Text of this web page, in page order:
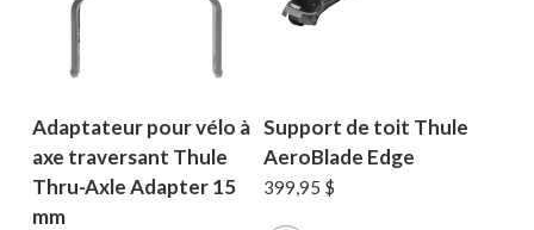
Adaptateur pour vélo à
axe traversant Thule
Thru-Axle Adapter 15
mm
Support de toit Thule
AeroBlade Edge
399,95 $